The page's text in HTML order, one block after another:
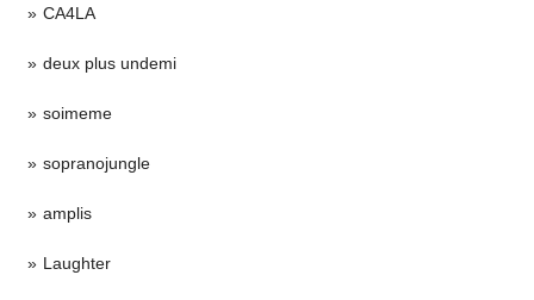
CA4LA
deux plus undemi
soimeme
sopranojungle
amplis
Laughter